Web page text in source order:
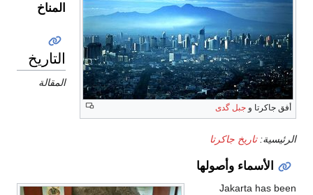
أفق جاكرتا و جبل گدى
المناخ
التاريخ
المقالة
الرئيسية:تاريخ جاكرتا
الأسماء وأصولها
Jakarta has been